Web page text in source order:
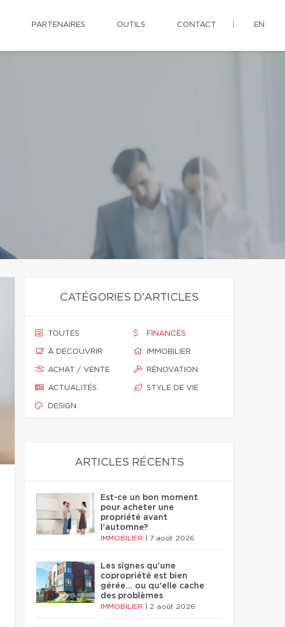
PARTENAIRES OUTILS CONTACT EN
CATÉGORIES D'ARTICLES
TOUTES
À DÉCOUVRIR
ACHAT / VENTE
ACTUALITÉS
DESIGN
FINANCES
IMMOBILIER
RÉNOVATION
STYLE DE VIE
ARTICLES RÉCENTS
Est-ce un bon moment
pour acheter une
propriété avant
l'automne?
IMMOBILIER 7 août 2026
Les signes qu'une
copropriété est bien
gérée… ou qu'elle cache
des problèmes
IMMOBILIER 2 août 2026